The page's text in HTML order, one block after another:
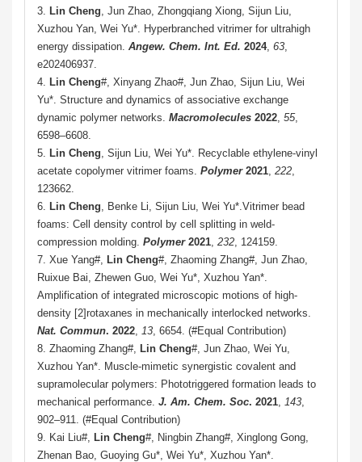
3.
Lin Cheng , Jun Zhao, Zhongqiang Xiong, Sijun Liu,
Xuzhou Yan, Wei Yu*. Hyperbranched vitrimer for ultrahigh
energy dissipation. Angew. Chem. Int. Ed. 2024, 63
e202406937.
4.
Lin Cheng#, Xinyang Zhao#, Jun Zhao, Sijun Liu, Wei
Yu*. Structure and dynamics of associative exchange
dynamic polymer networks. Macromolecules 2022 55,
6598–6608.
5.
Lin Cheng , Sijun Liu, Wei Yu*. Recyclable ethylene-vinyl
acetate copolymer vitrimer foams. Polymer 2021 222
123662.
6.
Lin Cheng , Benke Li, Sijun Liu, Wei Yu*.Vitrimer bead
foams: Cell density control by cell splitting in weld-
compression molding. Polymer2021 232 , 124159.
7. Xue Yang#,
Lin Cheng#, Zhaoming Zhang#, Jun Zhao,
Ruixue Bai, Zhewen Guo, Wei Yu*, Xuzhou Yan*.
Amplification of integrated microscopic motions of high-
density [2]rotaxanes in mechanically interlocked networks.
Nat. Commun. 2022 13 , 6654. (#Equal Contribution)
8. Zhaoming Zhang#,
Lin Cheng#, Jun Zhao, Wei Yu,
Xuzhou Yan*. Muscle-mimetic synergistic covalent and
supramolecular polymers: Phototriggered formation leads to
mechanical performance. J. Am. Chem. Soc. 2021 143
902–911. (#Equal Contribution)
9. Kai Liu#,
Lin Cheng#, Ningbin Zhang#, Xinglong Gong,
Zhenan Bao, Guoying Gu*, Wei Yu*, Xuzhou Yan*.